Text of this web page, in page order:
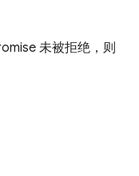
未被拒绝，则